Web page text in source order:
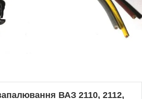
ВАЗ 2110, 2112,